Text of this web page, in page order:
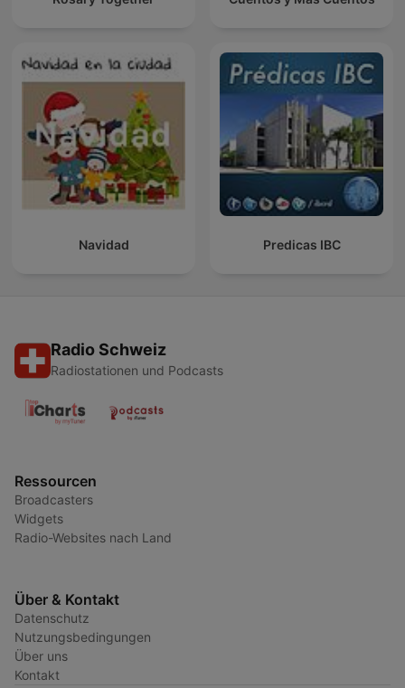
Navidad Predicas IBC
Radio Schweiz
Radiostationen und Podcasts
Ressourcen
Broadcasters
Widgets
Radio-Websites nach Land
Über & Kontakt
Datenschutz
Nutzungsbedingungen
Über uns
Kontakt